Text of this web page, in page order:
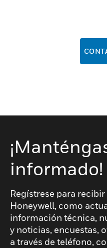
informado!
Regístrese para
Honeywell, como
información técnica,
y noticias, encuestas,
a través de teléfono,